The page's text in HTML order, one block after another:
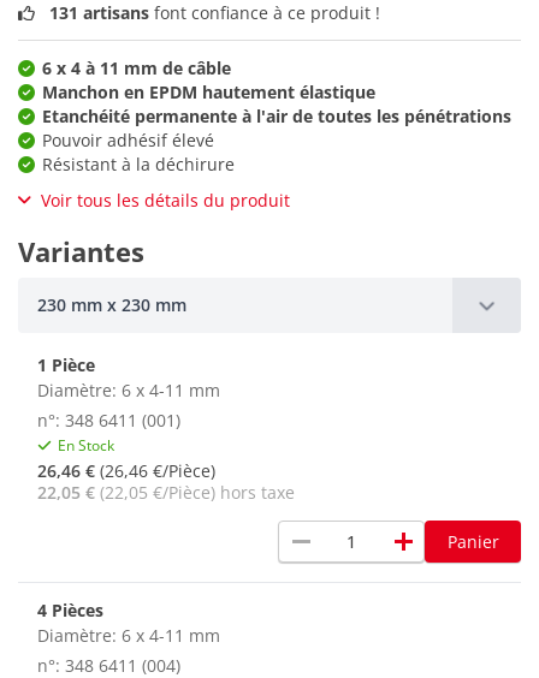
131 artisans font confiance à ce produit !
6 x 4 à 11 mm de câble
Manchon en EPDM hautement élastique
Etanchéité permanente à l'air de toutes les pénétrations
Pouvoir adhésif élevé
Résistant à la déchirure
Voir tous les détails du produit
Variantes
230 mm x 230 mm
1 Pièce
Diamètre: 6 x 4-11 mm
n°: 348 6411 (001)
En Stock
26,46 € (26,46 €/Pièce)
22,05 € (22,05 €/Pièce) hors taxe
remove add Panier
4 Pièces
Diamètre: 6 x 4-11 mm
n°: 348 6411 (004)